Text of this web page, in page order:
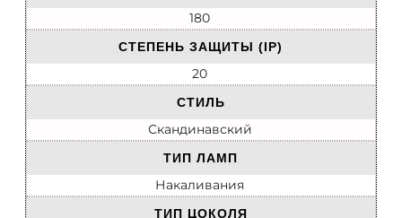
180
СТЕПЕНЬ ЗАЩИТЫ (IP)
20
СТИЛЬ
Скандинавский
ТИП ЛАМП
Накаливания
ТИП ЦОКОЛЯ